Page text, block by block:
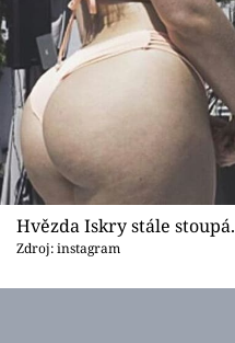
Hvězda Iskry stále stoupá.
Zdroj: instagram